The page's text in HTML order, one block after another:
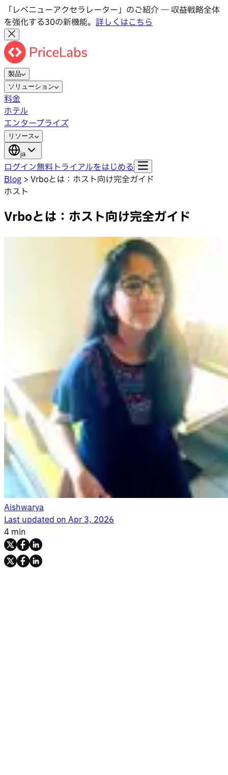
「レベニューアクセラレーター」のご紹介 ― 収益戦略全体
を強化する30の新機能。 詳しくはこちら
製品
ソリューション
料金
ホテル
エンタープライズ
リソース
ja
ログイン無料トライアルをはじめる
Blog > Vrboとは：ホスト向け完全ガイド
ホスト
Vrboとは：ホスト向け完全ガイド
Aishwarya
Last updated onApr 3, 2026
4 min